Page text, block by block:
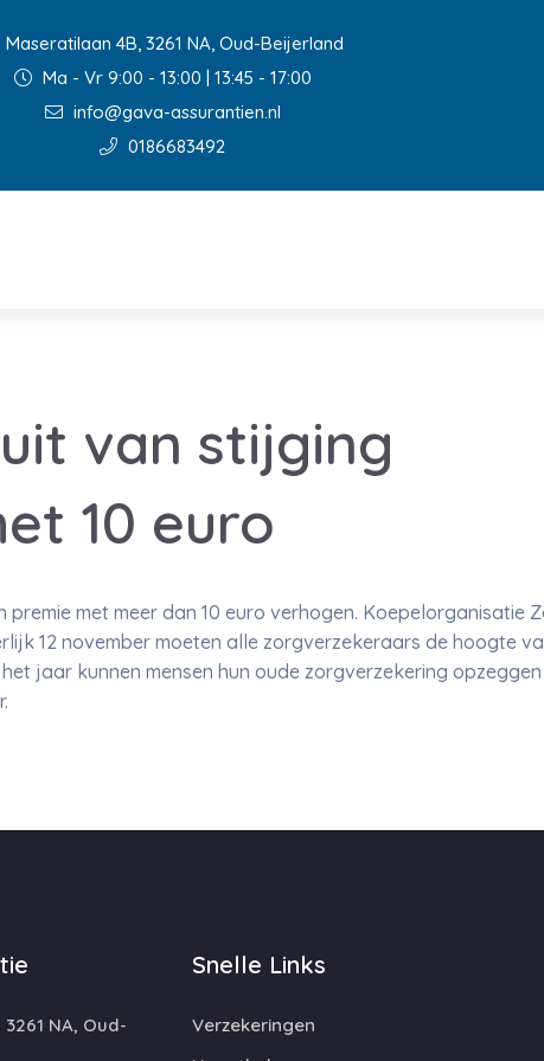
Maseratilaan 4B, 3261 NA, Oud-Beijerland
Ma - Vr 9:00 - 13:00 | 13:45 - 17:00
info@gava-assurantien.nl
0186683492
van stijging
10 euro
met meer dan 10 euro verhogen. Koepelorganisatie
12 november moeten alle zorgverzekeraars de hoogte
jaar kunnen mensen hun oude zorgverzekering
NA, Oud-
Snelle Links
Verzekeringen